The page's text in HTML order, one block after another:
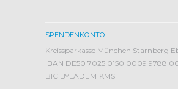
SPENDENKONTO
Kreissparkasse München Starnberg
IBAN DE50 7025 0150 0009 9788
BIC BYLADEM1KMS